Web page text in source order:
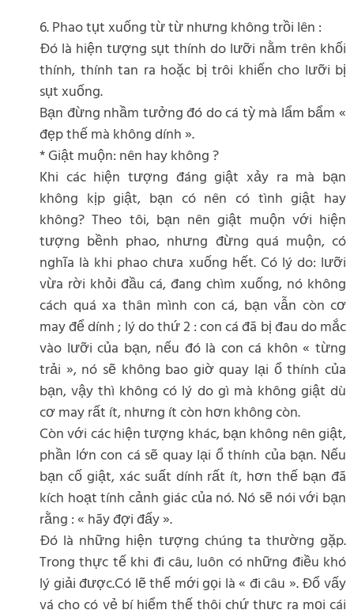
6. Phao tụt xuống từ từ nhưng không trồi lên :
Đó là hiện tượng sụt thính do lưỡi nằm trên khối
thính, thính tan ra hoặc bị trôi khiến cho lưỡi bị
sụt xuống.
Bạn đừng nhầm tưởng đó do cá tỳ mà lẩm bẩm «
đẹp thế mà không dính ».
* Giật muộn: nên hay không ?
Khi các hiện tượng đáng giật xảy ra mà bạn
không kịp giật, bạn có nên có tình giật hay
không? Theo tôi, bạn nên giật muộn với hiện
tượng bềnh phao, nhưng đừng quá muộn, có
nghĩa là khi phao chưa xuống hết. Có lý do: lưỡi
vừa rời khỏi đầu cá, đang chìm xuống, nó không
cách quá xa thân mình con cá, bạn vẫn còn cơ
may để dính ; lý do thứ 2 : con cá đã bị đau do mắc
vào lưỡi của bạn, nếu đó là con cá khôn « từng
trải », nó sẽ không bao giờ quay lại ổ thính của
bạn, vậy thì không có lý do gì mà không giật dù
cơ may rất ít, nhưng ít còn hơn không còn.
Còn với các hiện tượng khác, bạn không nên giật,
phần lớn con cá sẽ quay lại ổ thính của bạn. Nếu
bạn cố giật, xác suất dính rất ít, hơn thế bạn đã
kích hoạt tính cảnh giác của nó. Nó sẽ nói với bạn
rằng : « hãy đợi đấy ».
Đó là những hiện tượng chúng ta thường gặp.
Trong thực tế khi đi câu, luôn có những điều khó
lý giải được.Có lẽ thế mới gọi là « đi câu ». Đổ vấy